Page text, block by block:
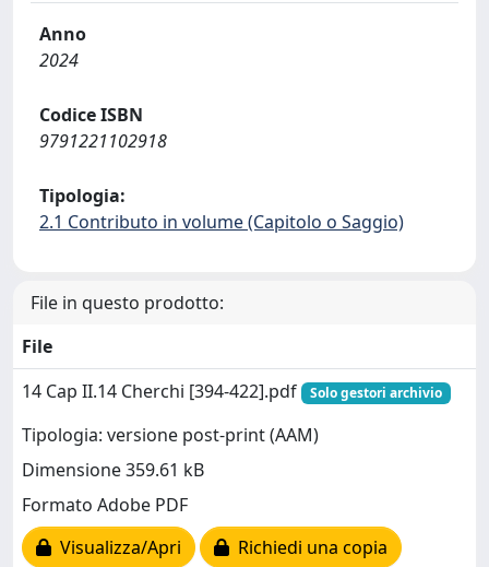
Anno
2024
Codice ISBN
9791221102918
Tipologia:
2.1 Contributo in volume (Capitolo o Saggio)
File in questo prodotto:
File
14 Cap II.14 Cherchi [394-422].pdf
Solo gestori archivio
Tipologia: versione post-print (AAM)
Dimensione 359.61 kB
Formato Adobe PDF
Visualizza/Apri
Richiedi una copia